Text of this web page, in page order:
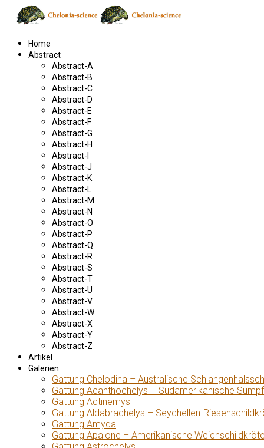
Home
Abstract
Abstract-A
Abstract-B
Abstract-C
Abstract-D
Abstract-E
Abstract-F
Abstract-G
Abstract-H
Abstract-I
Abstract-J
Abstract-K
Abstract-L
Abstract-M
Abstract-N
Abstract-O
Abstract-P
Abstract-Q
Abstract-R
Abstract-S
Abstract-T
Abstract-U
Abstract-V
Abstract-W
Abstract-X
Abstract-Y
Abstract-Z
Artikel
Galerien
Gattung Chelodina – Australische
Gattung Acanthochelys – Südamerikanische
Gattung Actinemys
Gattung Aldabrachelys – Seychellen-
Gattung Amyda
Gattung Apalone – Amerikanische